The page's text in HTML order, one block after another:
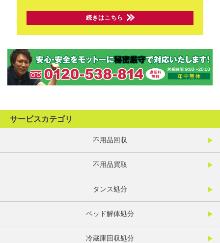
続きはこちら
サービスカテゴリ
不用品回収
不用品買取
タンス処分
ベッド解体処分
冷蔵庫回収処分